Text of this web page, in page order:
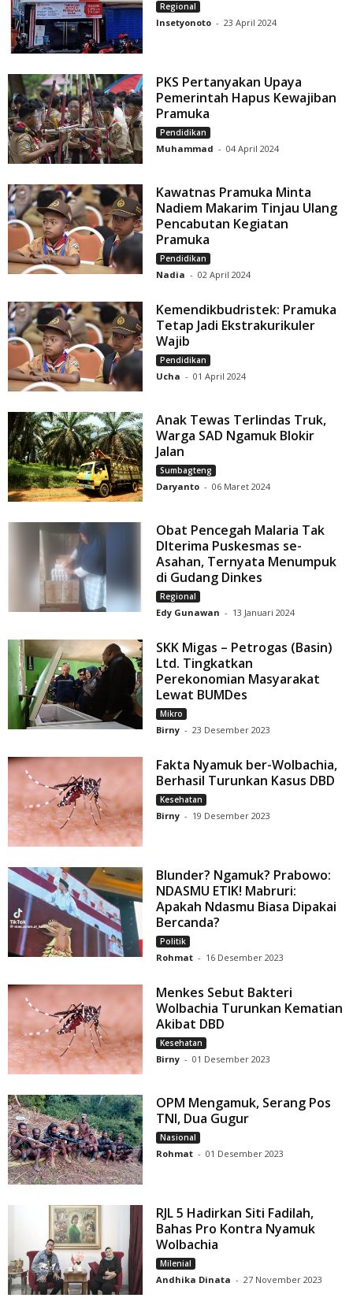
Regional
Insetyonoto - 23 April 2024
PKS Pertanyakan Upaya
Pemerintah Hapus Kewajiban
Pramuka
Pendidikan
Muhammad - 04 April 2024
Kawatnas Pramuka Minta
Nadiem Makarim Tinjau Ulang
Pencabutan Kegiatan
Pramuka
Pendidikan
Nadia - 02 April 2024
Kemendikbudristek: Pramuka
Tetap Jadi Ekstrakurikuler
Wajib
Pendidikan
Ucha - 01 April 2024
Anak Tewas Terlindas Truk,
Warga SAD Ngamuk Blokir
Jalan
Sumbagteng
Daryanto - 06 Maret 2024
Obat Pencegah Malaria Tak
DIterima Puskesmas se-
Asahan, Ternyata Menumpuk
di Gudang Dinkes
Regional
Edy Gunawan - 13 Januari 2024
SKK Migas – Petrogas (Basin)
Ltd. Tingkatkan
Perekonomian Masyarakat
Lewat BUMDes
Mikro
Birny - 23 Desember 2023
Fakta Nyamuk ber-Wolbachia,
Berhasil Turunkan Kasus DBD
Kesehatan
Birny - 19 Desember 2023
Blunder? Ngamuk? Prabowo:
NDASMU ETIK! Mabruri:
Apakah Ndasmu Biasa Dipakai
Bercanda?
Politik
Rohmat - 16 Desember 2023
Menkes Sebut Bakteri
Wolbachia Turunkan Kematian
Akibat DBD
Kesehatan
Birny - 01 Desember 2023
OPM Mengamuk, Serang Pos
TNI, Dua Gugur
Nasional
Rohmat - 01 Desember 2023
RJL 5 Hadirkan Siti Fadilah,
Bahas Pro Kontra Nyamuk
Wolbachia
Milenial
Andhika Dinata - 27 November 2023